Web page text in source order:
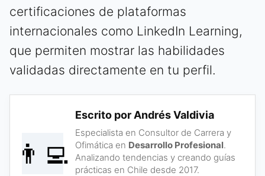
certificaciones de plataformas
internacionales como LinkedIn Learning,
que permiten mostrar las habilidades
validadas directamente en tu perfil.
👨‍💻
Escrito por Andrés Valdivia
Especialista en Consultor de Carrera y
Ofimática en Desarrollo Profesional.
Analizando tendencias y creando guías
prácticas en Chile desde 2017.